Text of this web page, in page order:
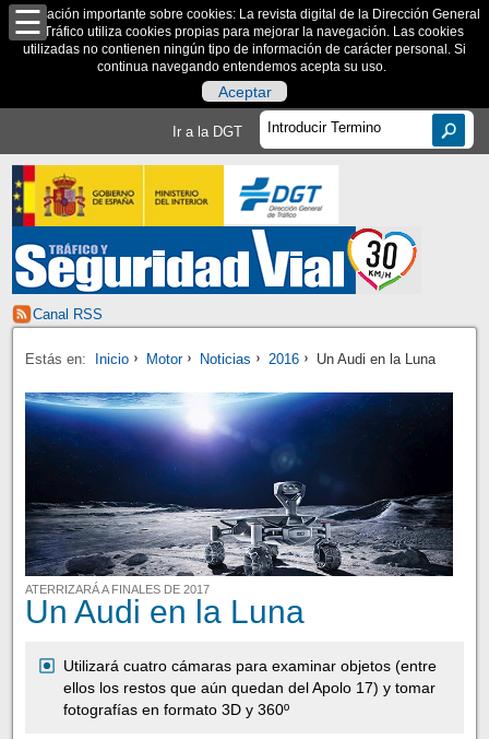
Información importante sobre cookies: La revista digital de la Dirección General
de Tráfico utiliza cookies propias para mejorar la navegación. Las cookies
utilizadas no contienen ningún tipo de información de carácter personal. Si
continua navegando entendemos acepta su uso.
Aceptar
Ir a la DGT
Canal RSS
Estás en: Inicio Motor Noticias 2016 Un Audi en la Luna
ATERRIZARÁ A FINALES DE 2017
Un Audi en la Luna
Utilizará cuatro cámaras para examinar objetos (entre
ellos los restos que aún quedan del Apolo 17) y tomar
fotografías en formato 3D y 360º